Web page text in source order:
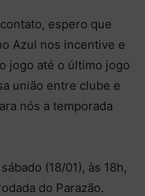
espero que
Azul nos incentive e
jogo até o último jogo
união entre clube e
nós a temporada
(18/01), às 18h,
do Parazão.